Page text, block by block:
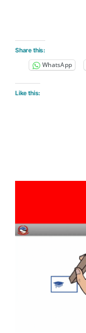
Share this:
WhatsApp
Like this: